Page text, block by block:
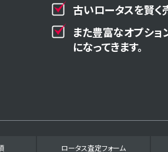
古いロータスを賢く
また豊富なオプシ
になってきます。
ロータス査定フォーム